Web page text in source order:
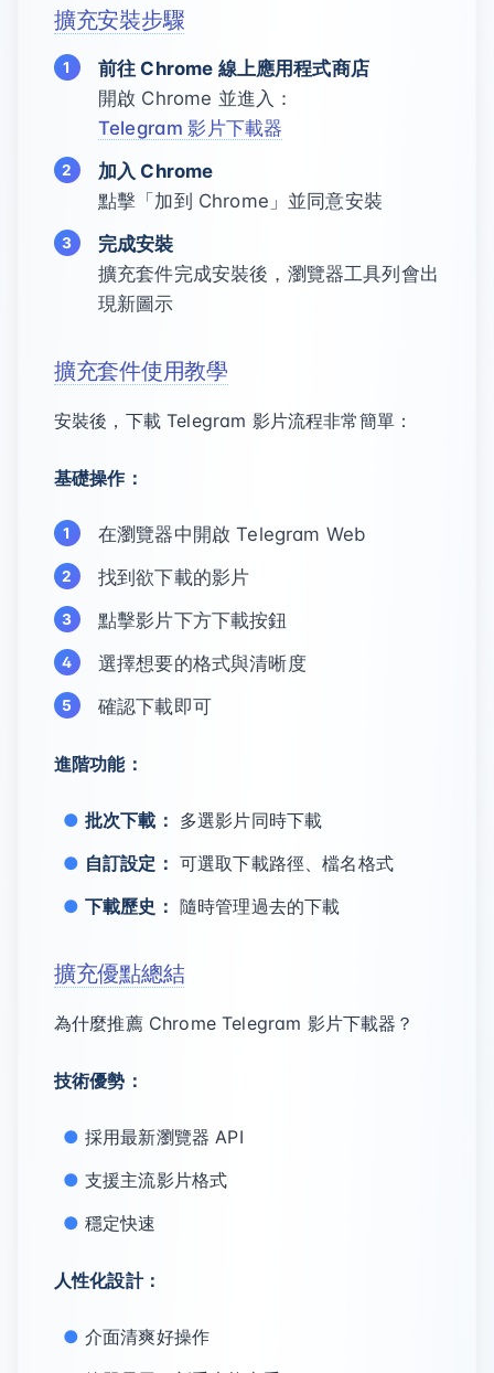
擴充安裝步驟
前往 Chrome 線上應用程式商店
開啟 Chrome 並進入：
Telegram 影片下載器
加入 Chrome
點擊「加到 Chrome」並同意安裝
完成安裝
擴充套件完成安裝後，瀏覽器工具列會出
現新圖示
擴充套件使用教學
安裝後，下載 Telegram 影片流程非常簡單：
基礎操作：
在瀏覽器中開啟 Telegram Web
找到欲下載的影片
點擊影片下方下載按鈕
選擇想要的格式與清晰度
確認下載即可
進階功能：
批次下載： 多選影片同時下載
自訂設定： 可選取下載路徑、檔名格式
下載歷史： 隨時管理過去的下載
擴充優點總結
為什麼推薦 Chrome Telegram 影片下載器？
技術優勢：
採用最新瀏覽器 API
支援主流影片格式
穩定快速
人性化設計：
介面清爽好操作